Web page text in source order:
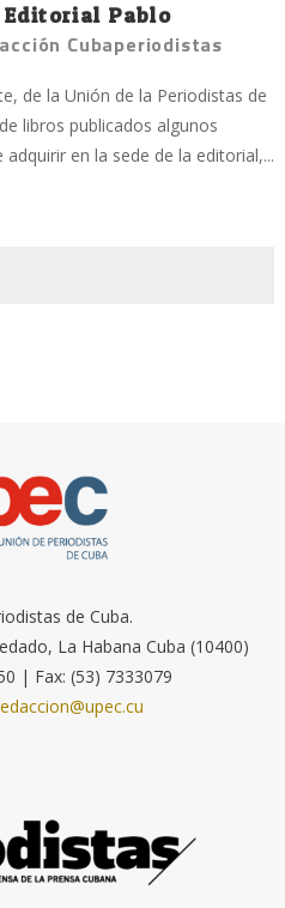
Pablo
Cubaperiodistas
de la Unión de la Periodistas de
libros publicados algunos
en la sede de la editorial,...
de Cuba.
La Habana Cuba (10400)
| Fax: (53) 7333079